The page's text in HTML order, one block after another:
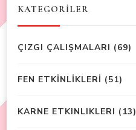
KATEGORİLER
ÇIZGI ÇALIŞMALARI (69)
FEN ETKİNLİKLERİ (51)
KARNE ETKINLIKLERI (13)